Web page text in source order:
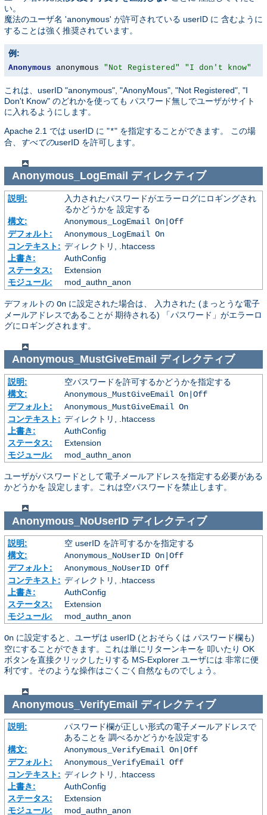
い。
魔法のユーザ名 'anonymous' が許可されている userID に 含むように
することは強く推奨されています。
例:
Anonymous anonymous "Not Registered" "I don't know"
これは、userID "anonymous", "AnonyMous", "Not Registered", "I
Don't Know" のどれかを使っても パスワード無しでユーザがサイト
に入れるようにします。
Apache 2.1 では userID に "*" を指定することができます。 この場
合、
すべてのuserID を許可します。
Anonymous_LogEmail ディレクティブ
説明:
入力されたパスワードがエラーログにロギングされ
るかどうかを 設定する
構文:
Anonymous_LogEmail On|Off
デフォルト:
Anonymous_LogEmail On
コンテキスト: ディレクトリ, .htaccess
上書き:
AuthConfig
ステータス:
Extension
モジュール:
mod_authn_anon
デフォルトの On に設定された場合は、 入力された (まっとうな電子
メールアドレスであることが 期待される) 「パスワード」がエラーロ
グにロギングされます。
Anonymous_MustGiveEmail ディレクティブ
説明:
空パスワードを許可するかどうかを指定する
構文:
Anonymous_MustGiveEmail On|Off
デフォルト:
Anonymous_MustGiveEmail On
コンテキスト: ディレクトリ, .htaccess
上書き:
AuthConfig
ステータス:
Extension
モジュール:
mod_authn_anon
ユーザがパスワードとして電子メールアドレスを指定する必要がある
かどうかを 設定します。これは空パスワードを禁止します。
Anonymous_NoUserIDディレクティブ
説明:
空 userID を許可するかを指定する
構文:
Anonymous_NoUserID On|Off
デフォルト:
Anonymous_NoUserID Off
コンテキスト: ディレクトリ, .htaccess
上書き:
AuthConfig
ステータス:
Extension
モジュール:
mod_authn_anon
On に設定すると、ユーザは userID (とおそらくは パスワード欄も)
空にすることができます。これは単にリターンキーを 叩いたり OK
ボタンを直接クリックしたりする MS-Explorer ユーザには 非常に便
利です。そのような操作はごくごく自然なものでしょう。
Anonymous_VerifyEmail ディレクティブ
説明:
パスワード欄が正しい形式の電子メールアドレスで
あることを 調べるかどうかを設定する
構文:
Anonymous_VerifyEmail On|Off
デフォルト:
Anonymous_VerifyEmail Off
コンテキスト: ディレクトリ, .htaccess
上書き:
AuthConfig
ステータス:
Extension
モジュール:
mod_authn_anon